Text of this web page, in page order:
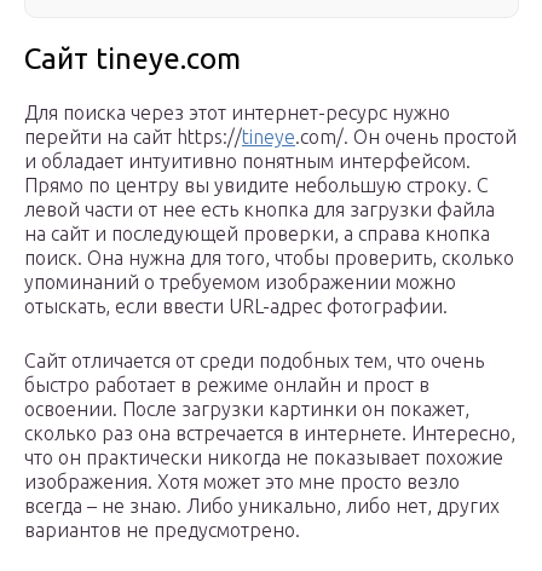
Сайт tineye.com
Для поиска через этот интернет-ресурс нужно
перейти на сайт https://tineye.com/. Он очень простой
и обладает интуитивно понятным интерфейсом.
Прямо по центру вы увидите небольшую строку. С
левой части от нее есть кнопка для загрузки файла
на сайт и последующей проверки, а справа кнопка
поиск. Она нужна для того, чтобы проверить, сколько
упоминаний о требуемом изображении можно
отыскать, если ввести URL-адрес фотографии.
Сайт отличается от среди подобных тем, что очень
быстро работает в режиме онлайн и прост в
освоении. После загрузки картинки он покажет,
сколько раз она встречается в интернете. Интересно,
что он практически никогда не показывает похожие
изображения. Хотя может это мне просто везло
всегда – не знаю. Либо уникально, либо нет, других
вариантов не предусмотрено.